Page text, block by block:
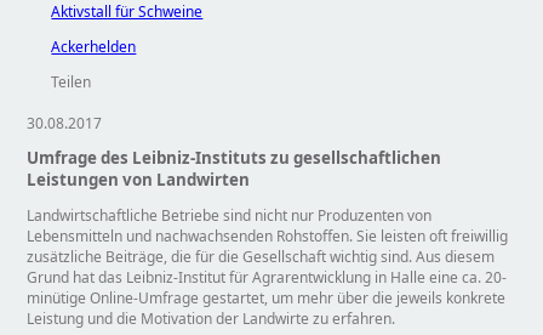
Aktivstall für Schweine
Ackerhelden
Teilen
30.08.2017
Umfrage des Leibniz-Instituts zu gesellschaftlichen
Leistungen von Landwirten
Landwirtschaftliche Betriebe sind nicht nur Produzenten von
Lebensmitteln und nachwachsenden Rohstoffen. Sie leisten oft freiwillig
zusätzliche Beiträge, die für die Gesellschaft wichtig sind. Aus diesem
Grund hat das Leibniz-Institut für Agrarentwicklung in Halle eine ca. 20-
minütige Online-Umfrage gestartet, um mehr über die jeweils konkrete
Leistung und die Motivation der Landwirte zu erfahren.